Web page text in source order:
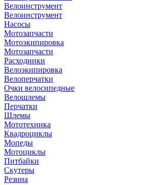
Велоинструмент
Велоинструмент
Насосы
Мотозапчасти
Мотоэкипировка
Мотозапчасти
Расходники
Велоэкипировка
Велоперчатки
Очки велосипедные
Велошлемы
Перчатки
Шлемы
Мототехника
Квадроциклы
Мопеды
Мотоциклы
Питбайки
Скутеры
Резина